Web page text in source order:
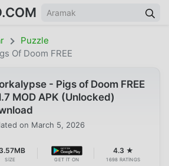
Puzzle
Of Doom FREE
- Pigs of Doom FREE
MOD APK (Unlocked)
on March 5, 2026
SIZE GET IT ON
4.3 ★
1698 RATINGS